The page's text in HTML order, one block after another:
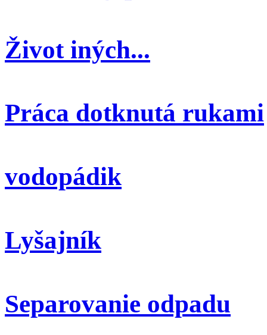
Život iných...
Práca dotknutá rukami
vodopádik
Lyšajník
Separovanie odpadu